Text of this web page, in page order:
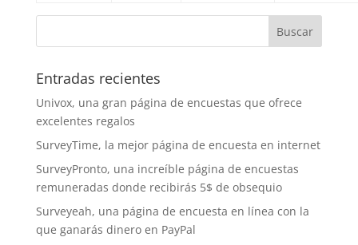
Entradas recientes
Univox, una gran página de encuestas que ofrece
excelentes regalos
SurveyTime, la mejor página de encuesta en internet
SurveyPronto, una increíble página de encuestas
remuneradas donde recibirás 5$ de obsequio
Surveyeah, una página de encuesta en línea con la
que ganarás dinero en PayPal